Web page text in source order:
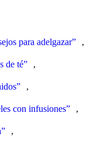
para adelgazar” ,
de té” ,
,
con infusiones” ,
,